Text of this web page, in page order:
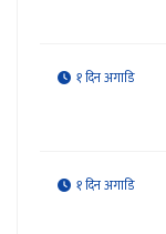
१ दिन अगाडि
१ दिन अगाडि